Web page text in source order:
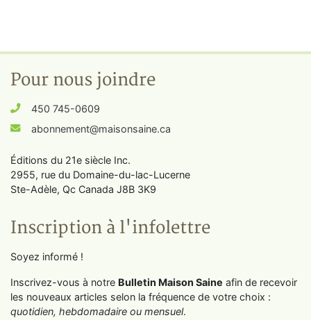
Pour nous joindre
450 745-0609
abonnement@maisonsaine.ca
Éditions du 21e siècle Inc.
2955, rue du Domaine-du-lac-Lucerne
Ste-Adèle, Qc Canada J8B 3K9
Inscription à l'infolettre
Soyez informé !
Inscrivez-vous à notre Bulletin Maison Saine afin de recevoir
les nouveaux articles selon la fréquence de votre choix :
quotidien, hebdomadaire ou mensuel.